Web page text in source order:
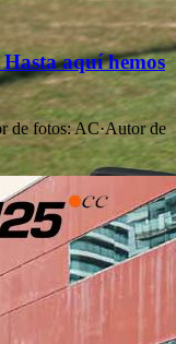
aquí hemos
de fotos: AC·Autor de